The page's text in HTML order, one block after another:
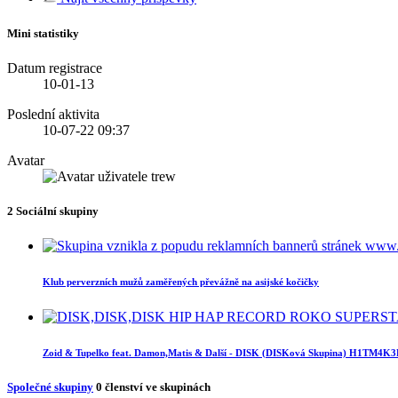
Mini statistiky
Datum registrace
10-01-13
Poslední aktivita
10-07-22 09:37
Avatar
2 Sociální skupiny
Klub perverzních mužů zaměřených převážně na asijské kočičky
Zoid & Tupelko feat. Damon,Matis & Další - DISK (DISKová Skupina)
Společné skupiny 0 členství ve skupinách